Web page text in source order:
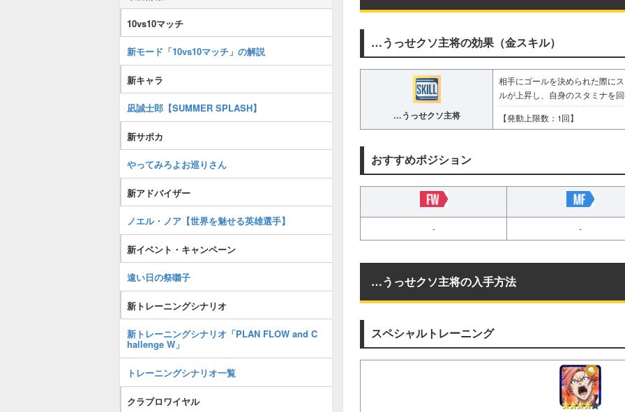
…うっせクソ主将の効果（金スキル）
…うっせクソ主将
相手にゴールを決められた際に
ルが上昇し、自身のスタミナを
【発動上限数：1回】
おすすめポジション
- -
…うっせクソ主将の入手方法
スペシャルトレーニング
10vs10マッチ
新モード「10vs10マッチ」の解説
新キャラ
凪誠士郎【SUMMER SPLASH】
新サポカ
やってみろよお巡りさん
新アドバイザー
ノエル・ノア【世界を魅せる英雄選手】
新イベント・キャンペーン
遠い日の祭囃子
新トレーニングシナリオ
新トレーニングシナリオ「PLAN FLOW and C
hallenge W」
トレーニングシナリオ一覧
クラブロワイヤル